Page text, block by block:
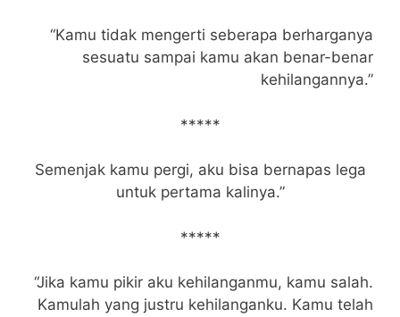
“Kamu tidak mengerti seberapa berharganya
sesuatu sampai kamu akan benar-benar
kehilangannya.”
*****
Semenjak kamu pergi, aku bisa bernapas lega
untuk pertama kalinya.”
*****
“Jika kamu pikir aku kehilanganmu, kamu salah.
Kamulah yang justru kehilanganku. Kamu telah